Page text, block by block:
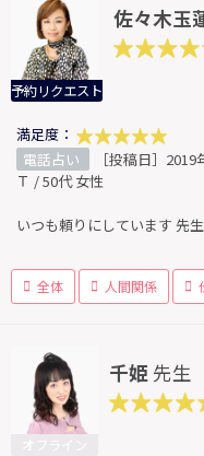
予約リクエスト
佐々木玉
満足度：
電話占い
［投稿日］
Ｔ / 50代 女性
いつも頼りにしています 先
全体 人間関係
千姫 先生